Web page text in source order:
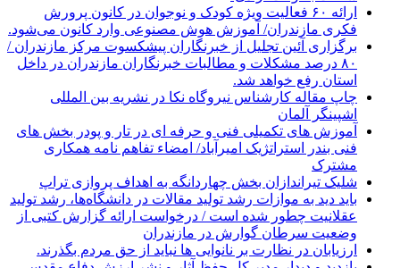
ارائه ۶۰ فعالیت ویژه کودک و نوجوان در کانون پرورش
فکری مازندران/ آموزش هوش مصنوعی وارد کانون می‌شود.
برگزاری آئین تجلیل از خبرنگاران پیشکسوت مرکز مازندران /
۸۰ درصد مشکلات و مطالبات خبرنگاران مازندران در داخل
استان رفع خواهد شد.
چاپ مقاله کارشناس نيروگاه نكا در نشریه بین المللی
اشپینگر آلمان
آموزش های تکمیلی فنی و حرفه ای در تار و پودر بخش های
فنی بندر استراتژیک امیرآباد/ امضاء تفاهم نامه همکاری
مشترک
شلیک تیراندازان بخش چهاردانگه به اهداف پروازی تراپ
باید دید به موازات رشد تولید مقالات در دانشگاه‌ها، رشد تولید
عقلانیت چطور شده است / درخواست ارائه گزارش کتبی از
وضعیت سرطان گوارش در مازندران
ارزیابان در نظارت بر نانوایی ها نباید از حق مردم بگذرند.